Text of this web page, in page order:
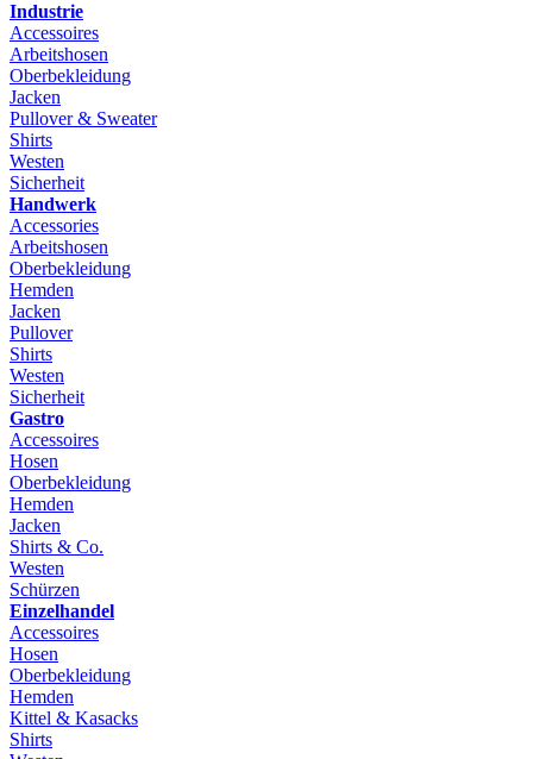
Industrie
Accessoires
Arbeitshosen
Oberbekleidung
Jacken
Pullover & Sweater
Shirts
Westen
Sicherheit
Handwerk
Accessories
Arbeitshosen
Oberbekleidung
Hemden
Jacken
Pullover
Shirts
Westen
Sicherheit
Gastro
Accessoires
Hosen
Oberbekleidung
Hemden
Jacken
Shirts & Co.
Westen
Schürzen
Einzelhandel
Accessoires
Hosen
Oberbekleidung
Hemden
Kittel & Kasacks
Shirts